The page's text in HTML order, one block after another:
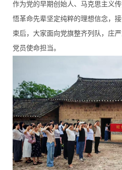
作为党的早期创始人、马克思主义
悟革命先辈坚定纯粹的理想信念，
束后，大家面向党旗整齐列队，庄
党员使命担当。